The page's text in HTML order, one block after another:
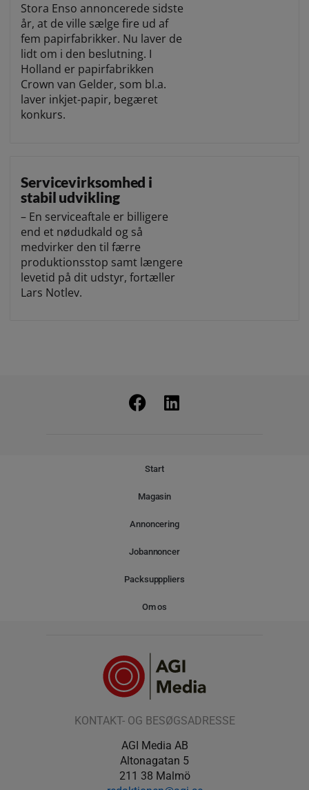
Stora Enso annoncerede sidste
år, at de ville sælge fire ud af
fem papirfabrikker. Nu laver de
lidt om i den beslutning. I
Holland er papirfabrikken
Crown van Gelder, som bl.a.
laver inkjet-papir, begæret
konkurs.
Servicevirksomhed i
stabil udvikling
– En serviceaftale er billigere
end et nødudkald og så
medvirker den til færre
produktionsstop samt længere
levetid på dit udstyr, fortæller
Lars Notlev.
Start
Magasin
Annoncering
Jobannoncer
Packsupppliers
Om os
KONTAKT- OG BESØGSADRESSE
AGI Media AB
Altonagatan 5
211 38 Malmö